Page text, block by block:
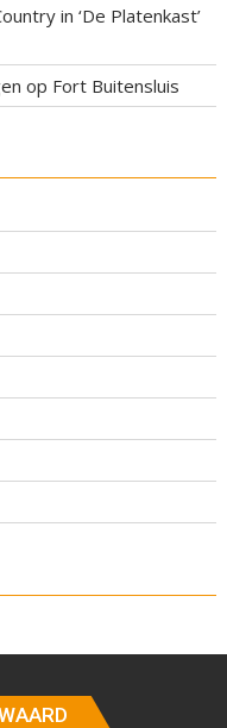
in ‘De Platenkast’
op Fort Buitensluis